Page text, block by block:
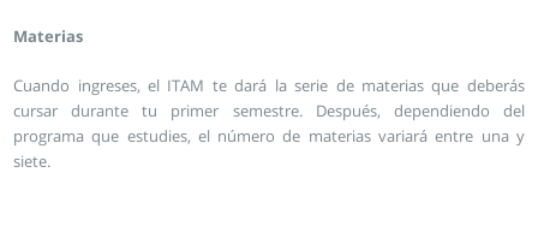
Materias
Cuando ingreses, el ITAM te dará la serie de materias que deberás
cursar durante tu primer semestre. Después, dependiendo del
programa que estudies, el número de materias variará entre una y
siete.